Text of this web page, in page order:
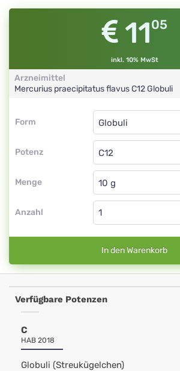
1105
inkl. 10% MwSt
Arzneimittel
Mercurius praecipitatus flavusC12Globuli
Form
Form
Potenz
Globuli
C12
Menge
Globuli
Anzahl
In den Warenkorb
Verfügbare Potenzen
C
HAB 2018
Globuli (Streukügelchen)